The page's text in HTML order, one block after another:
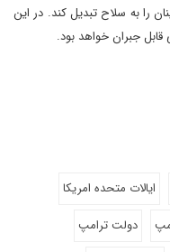
را به سلاح تبدیل کند. در این
جبران خواهد بود.
ایالات متحده امریکا
دولت ترامپ